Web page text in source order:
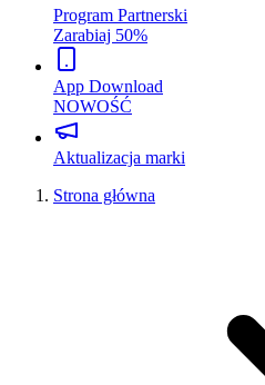
Program Partnerski
Zarabiaj 50%
App Download
NOWOŚĆ
Aktualizacja marki
Strona główna